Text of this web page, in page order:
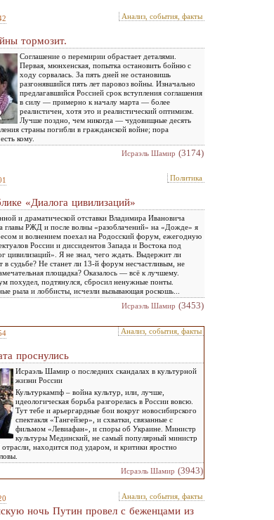
Анализ, события, факты
тормозит.
Соглашение о перемирии обрастает деталями.
Первая, мюнхенская, попытка остановить бойню с
ходу сорвалась. За пять дней не остановишь
разгонявшийся пять лет паровоз войны. Изначально
предлагавшийся Россией срок вступления соглашения
в силу — примерно к началу марта — более
реалистичен, хотя это и реалистический оптимизм.
Лучше поздно, чем никогда — чудовищные десять
страны погибли в гражданской войне; пора
кому.
Исраэль Шамир (3174)
Политика
«Диалога цивилизаций»
и драматической отставки Владимира Ивановича
главы РЖД и после волны «разоблачений» на «Дожде» я
и волнением поехал на Родосский форум, ежегодную
России и диссидентов Запада и Востока под
цивилизаций». Я не знал, чего ждать. Выдержит ли
в судьбе? Не станет ли 13-й форум несчастливым, не
площадка? Оказалось — всё к лучшему.
похудел, подтянулся, сбросил ненужные понты.
рыла и лоббисты, исчезли вызывающая роскошь...
Исраэль Шамир (3453)
Анализ, события, факты
проснулись
Исраэль Шамир о последних скандалах в культурной
жизни России
Культуркампф – война культур, или, лучше,
идеологическая борьба разгорелась в России вовсю.
Тут тебе и арьергардные бои вокруг новосибирского
спектакля «Тангейзер», и схватки, связанные с
фильмом «Левиафан», и споры об Украине. Министр
культуры Мединский, не самый популярный министр
находится под ударом, и критики яростно
Исраэль Шамир (3943)
Анализ, события, факты
ночь Путин провел с беженцами из